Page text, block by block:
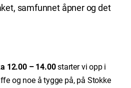
samfunnet åpner og det
12.00 – 14.00starter vi opp i
og noe å tygge på, på Stokke